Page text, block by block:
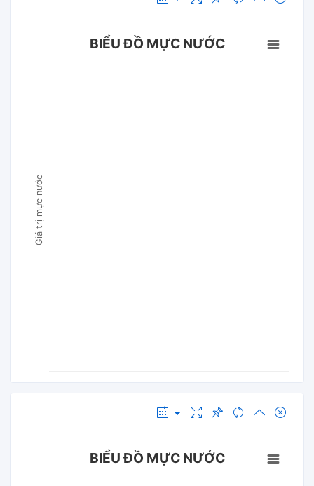
Giá trị mực nước
BIỂU ĐỒ MỰC NƯỚC
BIỂU ĐỒ MỰC NƯỚC